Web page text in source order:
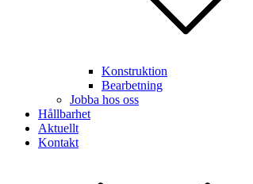
Konstruktion
Bearbetning
Jobba hos oss
Hållbarhet
Aktuellt
Kontakt